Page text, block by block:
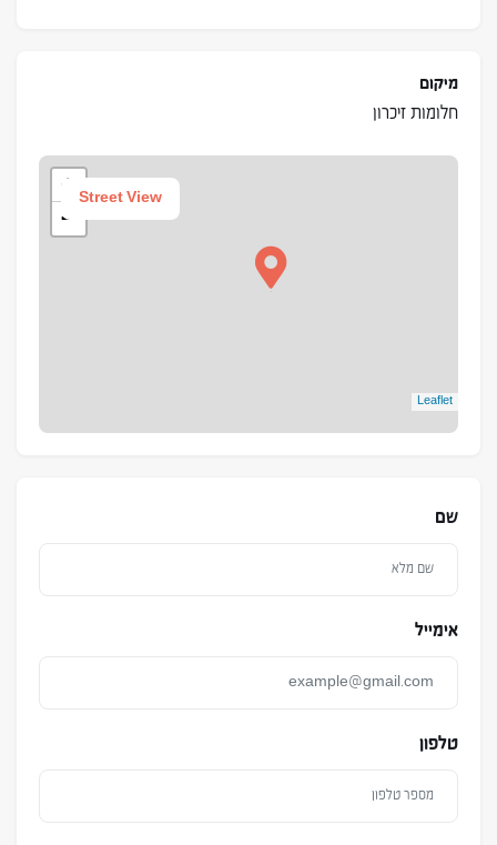
מיקום
חלומות זיכרון
+
−
Leaflet
Street View
שם
אימייל
טלפון